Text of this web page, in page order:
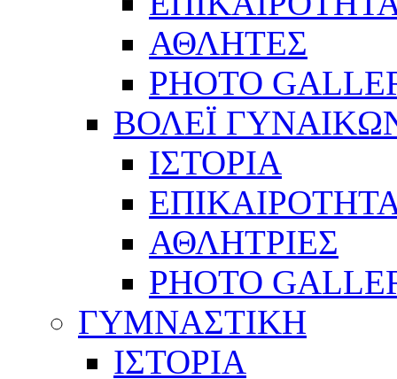
ΑΘΛΗΤΕΣ
PHOTO
ΒΟΛΕΪ
ΙΣΤΟΡΙΑ
ΑΘΛΗΤΡΙΕΣ
PHOTO
ΓΥΜΝΑΣΤΙΚΗ
ΙΣΤΟΡΙΑ